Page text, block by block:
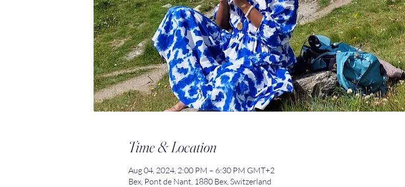
Time & Location
Aug 04, 2024, 2:00 PM – 6:30 PM GMT+2
Bex, Pont de Nant, 1880 Bex, Switzerland